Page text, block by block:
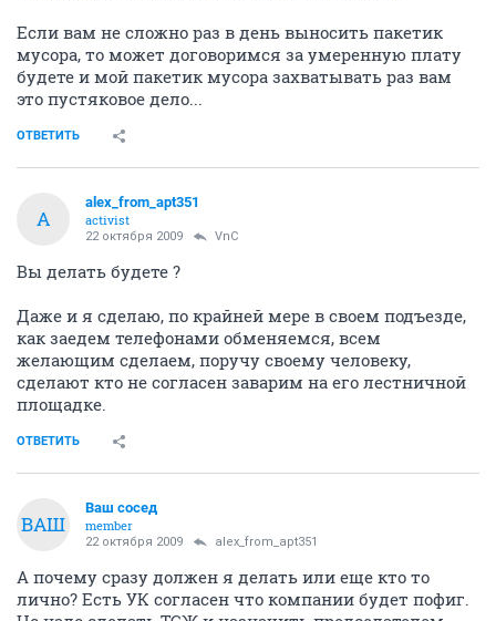
Если вам не сложно раз в день выносить пакетик
мусора, то может договоримся за умеренную плату
будете и мой пакетик мусора захватывать раз вам
это пустяковое дело...
ОТВЕТИТЬ
A
alex_from_apt351
activist
22 октября 2009 VnC
Вы делать будете ?
Даже и я сделаю, по крайней мере в своем подъезде,
как заедем телефонами обменяемся, всем
желающим сделаем, поручу своему человеку,
сделают кто не согласен заварим на его лестничной
площадке.
ОТВЕТИТЬ
ВАШ
Ваш сосед
member
22 октября 2009 alex_from_apt351
А почему сразу должен я делать или еще кто то
лично? Есть УК согласен что компании будет пофиг.